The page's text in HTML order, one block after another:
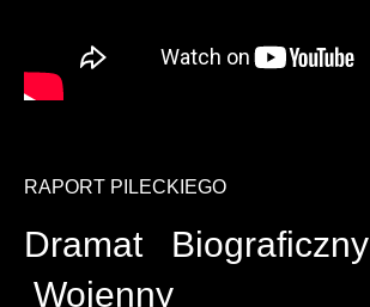
RAPORT PILECKIEGO
Dramat Biograficzny
Wojenny